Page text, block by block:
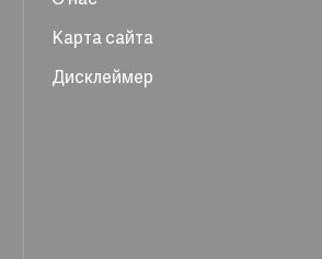
Карта сайта
Дисклеймер